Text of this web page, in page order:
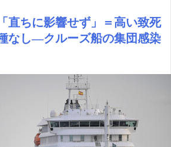
直ちに影響せず」＝高い致死
なし―クルーズ船の集団感染